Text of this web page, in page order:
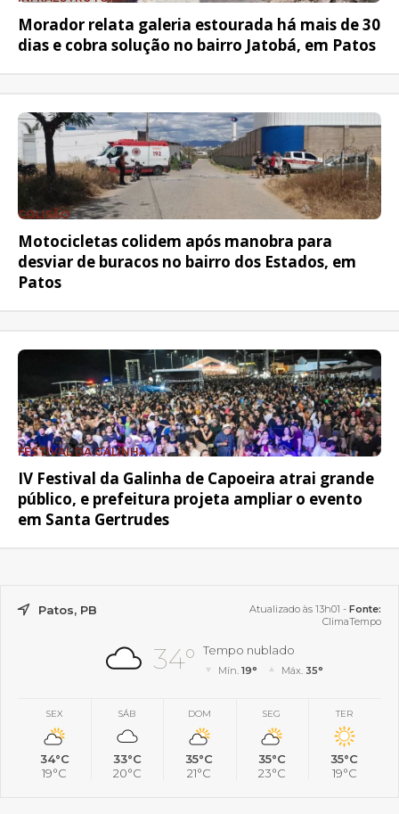
Morador relata galeria estourada há mais de 30
dias e cobra solução no bairro Jatobá, em Patos
COLISÃO
Motocicletas colidem após manobra para
desviar de buracos no bairro dos Estados, em
Patos
FESTIVAL DA GALINHA
IV Festival da Galinha de Capoeira atrai grande
público, e prefeitura projeta ampliar o evento
em Santa Gertrudes
Patos, PB Atualizado às 13h01 - Fonte:
ClimaTempo
34° Tempo nublado
Mín.19° Máx. 35°
SEX
34°C
19°C
SÁB
33°C
20°C
DOM
35°C
21°C
SEG
35°C
23°C
TER
35°C
19°C